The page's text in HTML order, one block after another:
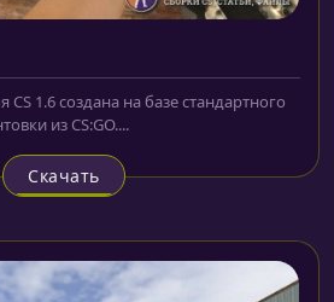
1.6 создана на базе стандартного
из CS:GO....
Скачать